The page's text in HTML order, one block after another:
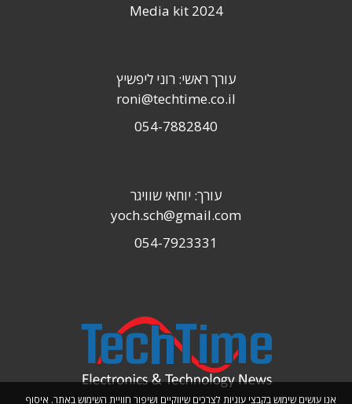
אנו עושים שימוש בקבצי עוגיות לצרכים שיווקיים ושיפור חוויית השימוש באתר. איסוף
Media kit 2024
עורך ראשי: רוני ליפשיץ
roni@techtime.co.il
054-7882840
עורך: יוחאי שוויגר
yoch.sch@gmail.com
054-7923331